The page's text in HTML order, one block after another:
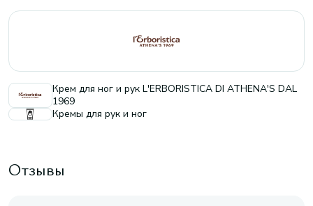
Крем для ног и рук L'ERBORISTICA DI ATHENA'S DAL
1969
Кремы для рук и ног
Отзывы